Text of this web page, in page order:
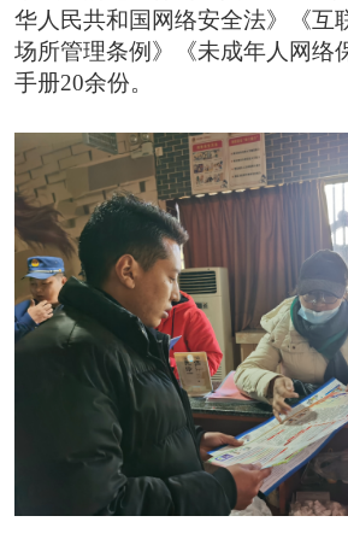
华人民共和国网络安全法》《互
场所管理条例》《未成年人网络
手册20余份。